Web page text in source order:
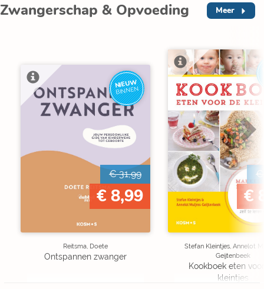
Zwangerschap & Opvoeding Meer
NIEUW
BINNEN
€ 31,99
€ 8,99
Reitsma, Doete
Ontspannen zwanger
€
€
Stefan Kleintjes, Annelot
Geijtenbeek
Kookboek eten
kleintjes